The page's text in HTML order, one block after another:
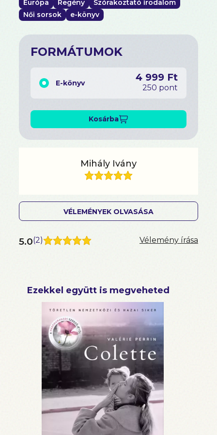
Európa Regény
Szórakoztató irodalom
Női sorsok
e-könyv
FORMÁTUMOK
E-könyv 4 999 Ft
250 pont
Kosárba
Mihály Ivány
VÉLEMÉNYEK OLVASÁSA
5.0(2) Vélemény írása
Ezekkel együtt is megveheted